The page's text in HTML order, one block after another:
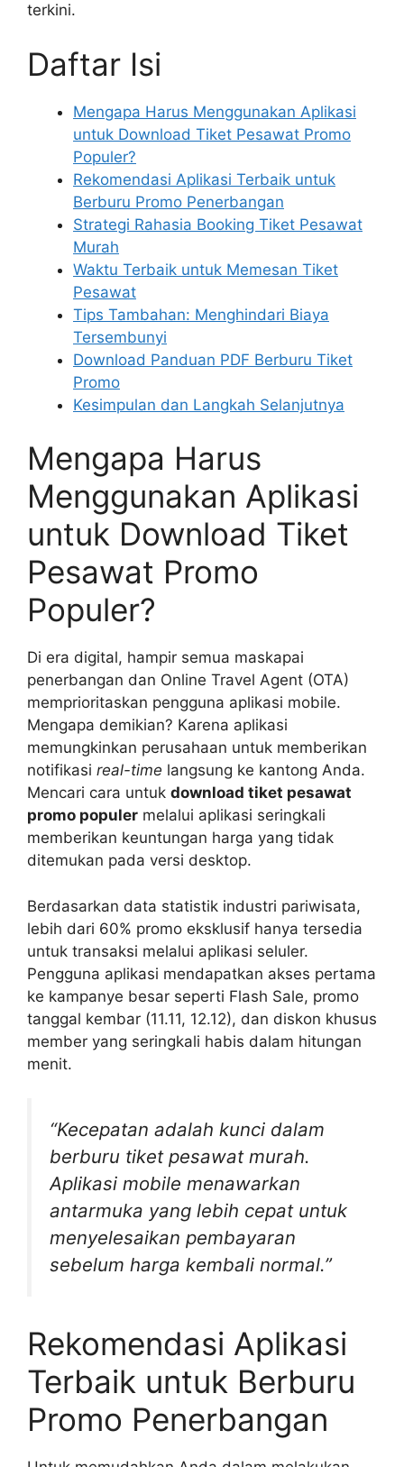
terkini.
Daftar Isi
Mengapa Harus Menggunakan Aplikasi
untuk Download Tiket Pesawat Promo
Populer?
Rekomendasi Aplikasi Terbaik untuk
Berburu Promo Penerbangan
Strategi Rahasia Booking Tiket Pesawat
Murah
Waktu Terbaik untuk Memesan Tiket
Pesawat
Tips Tambahan: Menghindari Biaya
Tersembunyi
Download Panduan PDF Berburu Tiket
Promo
Kesimpulan dan Langkah Selanjutnya
Mengapa Harus
Menggunakan Aplikasi
untuk Download Tiket
Pesawat Promo
Populer?
Di era digital, hampir semua maskapai
penerbangan dan Online Travel Agent (OTA)
memprioritaskan pengguna aplikasi mobile.
Mengapa demikian? Karena aplikasi
memungkinkan perusahaan untuk memberikan
notifikasi real-time langsung ke kantong Anda.
Mencari cara untuk download tiket pesawat
promo populer melalui aplikasi seringkali
memberikan keuntungan harga yang tidak
ditemukan pada versi desktop.
Berdasarkan data statistik industri pariwisata,
lebih dari 60% promo eksklusif hanya tersedia
untuk transaksi melalui aplikasi seluler.
Pengguna aplikasi mendapatkan akses pertama
ke kampanye besar seperti Flash Sale, promo
tanggal kembar (11.11, 12.12), dan diskon khusus
member yang seringkali habis dalam hitungan
menit.
“Kecepatan adalah kunci dalam
berburu tiket pesawat murah.
Aplikasi mobile menawarkan
antarmuka yang lebih cepat untuk
menyelesaikan pembayaran
sebelum harga kembali normal.”
Rekomendasi Aplikasi
Terbaik untuk Berburu
Promo Penerbangan